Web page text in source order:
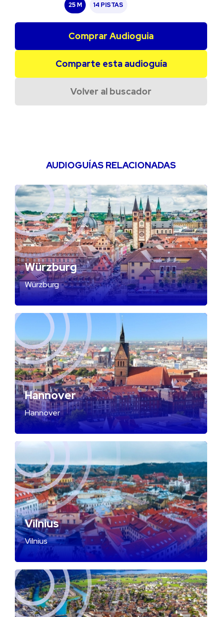
25 M 14 PISTAS
Comprar Audioguia
Comparte esta audioguía
Volver al buscador
AUDIOGUÍAS RELACIONADAS
Würzburg
Würzburg
Hannover
Hannover
Vilnius
Vilnius